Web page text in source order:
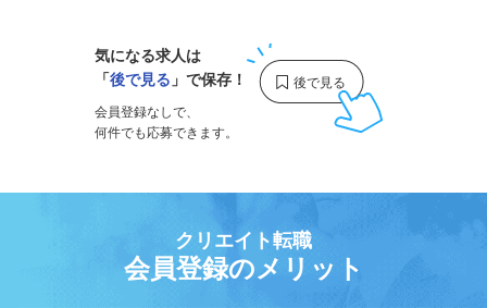
気になる求人は
「後で見る 」で保存！
会員登録なしで、
何件でも応募できます。
クリエイト転職
会員登録のメリット